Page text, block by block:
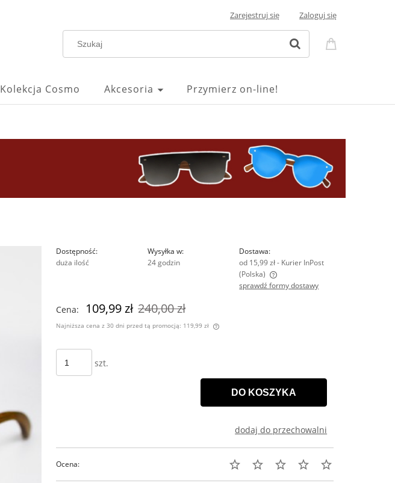
Zarejestruj się Zaloguj się
Kolekcja Cosmo Akcesoria Przymierz on-line!
Dostępność:
duża ilość
Wysyłka w:
24 godzin
Dostawa:
od 15,99 zł- Kurier InPost
(Polska)
płatności
sprawdź formy dostawy
Cena: 109,99 zł 240,00 zł
Najniższa cena z 30 dni przed tą promocją: 119,99 zł
Jeżeli produkt jest sprzedawany krócej niż
30 dni, wyświetlana jest najniższa cena od
momentu, kiedy produkt pojawił się w
szt.
DO KOSZYKA
dodaj do przechowalni
Ocena: